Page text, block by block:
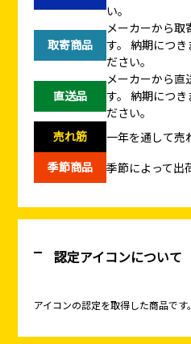
い。
取寄商品
メーカーから取
す。 納期につき
ださい。
直送品
メーカーから直
す。 納期につき
ださい。
売れ筋
一年を通して売
季節商品
季節によって出
認定アイコンについて
アイコンの認定を取得した商品です。